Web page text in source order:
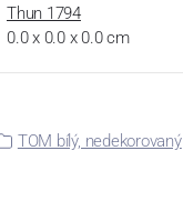
Thun 1794
0.0 x 0.0 x 0.0 cm
TOM bílý, nedekorovaný